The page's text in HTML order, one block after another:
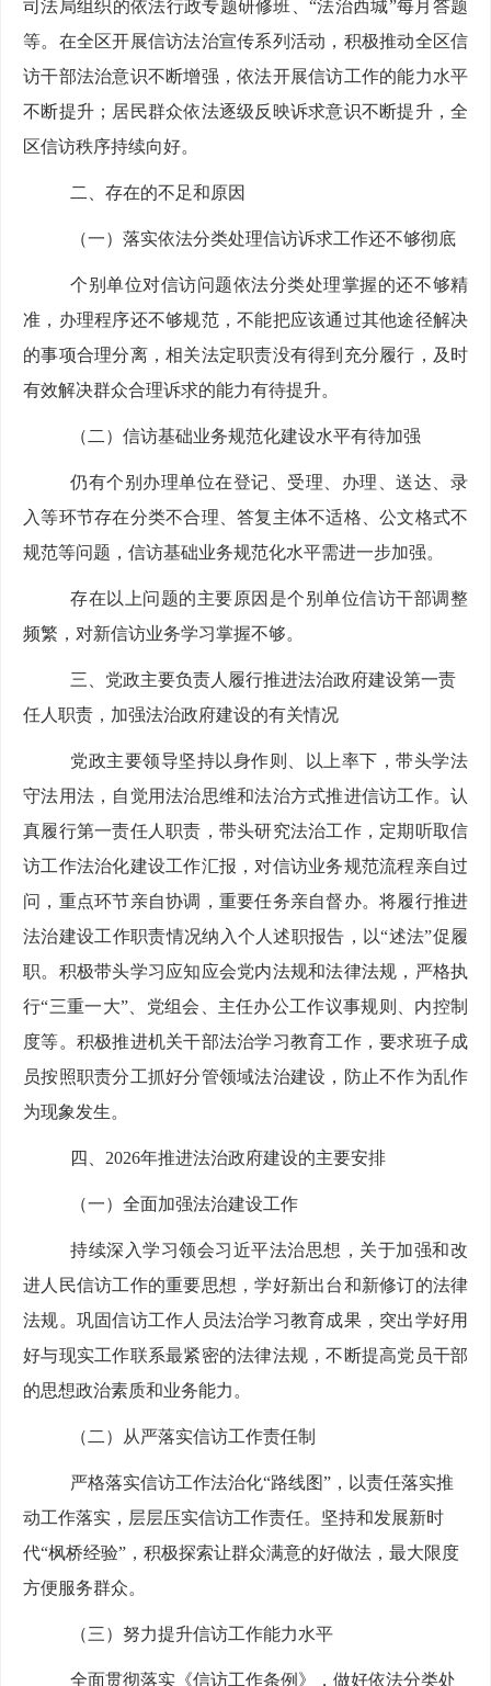
司法局组织的依法行政专题研修班、“法治西城”每月答题
等。在全区开展信访法治宣传系列活动 ，积极推动全区信
访干部法治意识不断增强 ，依法开展信访工作的能力水平
不断提升；居民群众依法逐级反映诉求意识不断提升，全
区信访秩序持续向好。
二 、存在的不足和原因
（一） 落实依法分类处理信访诉求工作还不够彻底
个别单位对信访问题依法分类处理掌握的还不够精
准，办理程序还不够规范，不能把应该通过其他途径解决
的事项合理分离，相关法定职责没有得到充分履行，及时
有效解决群众合理诉求的能力有待提升。
（ 二 ）信访基础业务规范化建设水平有待加强
仍有个别 办理单位在登记、受理、办理、送达、录
入等环节存在分类不合理、答复主体不适格、公文格式不
规范等问题，信访基础业务规范化水平需进一步加强。
存在以上问题的主要原因 是个别单位信访干部调整
频繁，对新信访业务学习掌握不够。
三
党政主要负责人履行推进法治政府建设第一责
任人职责，加强法治政府建设的有关情况
党政主要领导坚持以身作则、以上率下，带头学法
守法用法，自觉用法治思维和法治方式推进信访工作。认
真履行第一责任人职责，带头研究法治工作，定期听取信
访工作法治化建设工作汇报，对信访业务规范流程亲自过
问，重点环节亲自协调，重要任务亲自督办。将履行推进
法治建设工作职责情况纳入个人述职报告 ，以“述法”促履
职。积极带头学习应知应会党内法规和法律法规，严格执
行“三重一大”、党组会、主任办公工作议事规则、内控制
度等。积极推进机关干部法治学习教育工作，要求班子成
员按照职责分工抓好分管领域法治建设，防止不作为乱作
为现象发生。
四 2026年推进法治政府建设的主要安排
（一） 全面加强法治建设工作
持续深入学习领会习近平法治思想 ， 关于加强和改
进人民信访工作的重要思想 ，学好新出台和新修订的法律
法规。巩固信访工作人员法治学习教育成果， 突出学好用
好与现实工作联系最紧密的法律法规 ，不断提高党员干部
的思想政治素质和业务能力。
（ 二 ） 从严落实信访工作责任制
严格落实信访工作法治化“路线图”，以责任落实推
动工作落实，层层压实信访工作责任。 坚持和发展新时
代“枫桥经验”， 积极探索让群众满意的好做法，最大限度
方便服务群众。
（三）努力提升信访工作能力水平
全面贯彻落实《信访工作条例》，做好依法分类处